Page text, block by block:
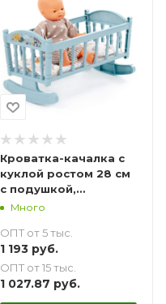
Кроватка-качалка с
куклой ростом 28 см
с подушкой,
одеялкой и
Много
ОПТ от 5 тыс.
1 193руб.
ОПТ от 15 тыс.
1 027.87 руб.